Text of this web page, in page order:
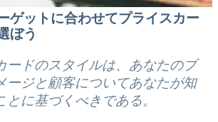
ゲットに合わせてプライスカー
ぼう
ードのスタイルは、あなたのブ
ージと顧客についてあなたが知
とに基づくべきである。